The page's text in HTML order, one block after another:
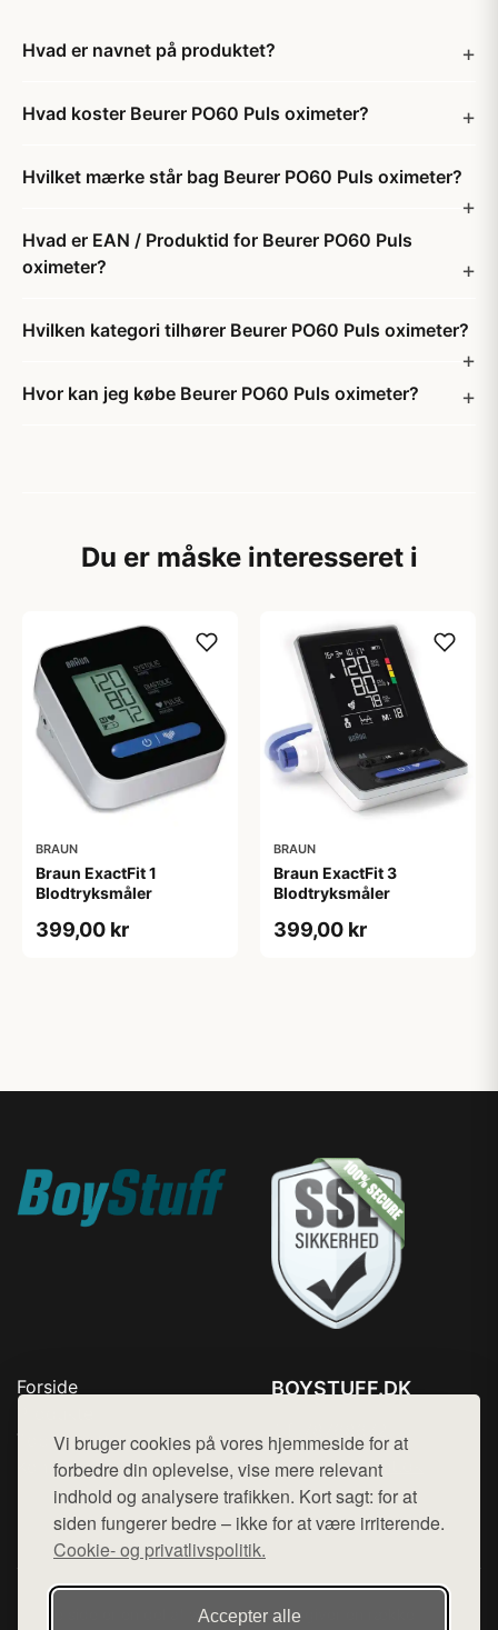
Vi bruger cookies på vores hjemmeside for at
forbedre din oplevelse, vise mere relevant
indhold og analysere trafikken. Kort sagt: for at
siden fungerer bedre – ikke for at være irriterende.
Cookie- og privatlivspolitik.
Accepter alle
Hvad er navnet på produktet?
Hvad koster Beurer PO60 Puls oximeter?
Hvilket mærke står bag Beurer PO60 Puls oximeter?
Hvad er EAN / Produktid for Beurer PO60 Puls
oximeter?
Hvilken kategori tilhører Beurer PO60 Puls oximeter?
Hvor kan jeg købe Beurer PO60 Puls oximeter?
Du er måske interesseret i
BRAUN
Braun ExactFit 1
Blodtryksmåler
399,00 kr
BRAUN
Braun ExactFit 3
Blodtryksmåler
399,00 kr
Forside
Top Rabatter
Kontakt
BOYSTUFF.DK
Mail: hej@want.dk
Cookie- og privatlivspolitik
Denne side er en del af want.dk, der udgiver en række